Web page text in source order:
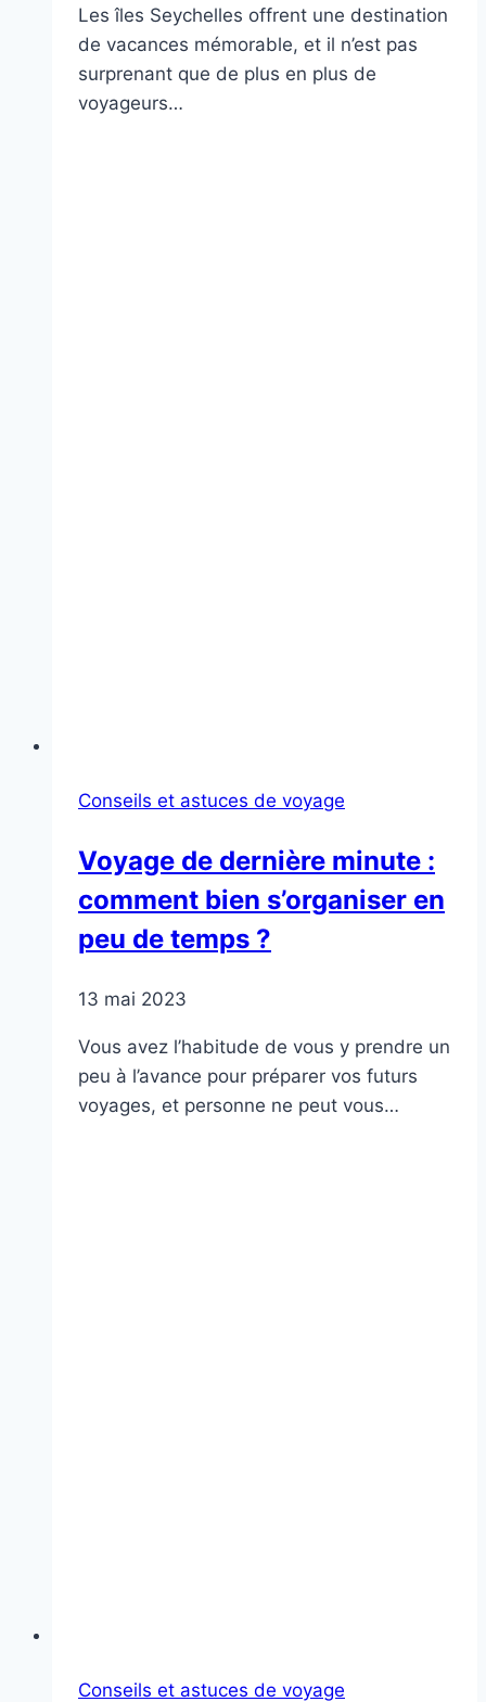
Les îles Seychelles offrent une destination
de vacances mémorable, et il n’est pas
surprenant que de plus en plus de
voyageurs…
Conseils et astuces de voyage
Voyage de dernière minute :
comment bien s’organiser en
peu de temps ?
13 mai 2023
Vous avez l’habitude de vous y prendre un
peu à l’avance pour préparer vos futurs
voyages, et personne ne peut vous…
Conseils et astuces de voyage